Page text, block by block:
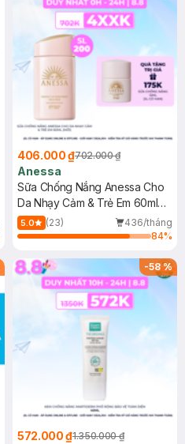
406.000 ₫702.000 ₫
Anessa
Sữa Chống Nắng Anessa Cho
Da Nhạy Cảm & Trẻ Em 60ml
(Mới)
5.0 (23)
436/tháng
84%
-58%
572.000 ₫1.350.000 ₫